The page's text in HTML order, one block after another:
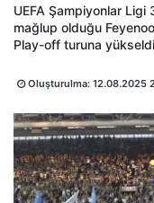
UEFA Şampiyonlar Ligi
mağlup olduğu
Play-off turuna
Oluşturulma: 12.08.2025